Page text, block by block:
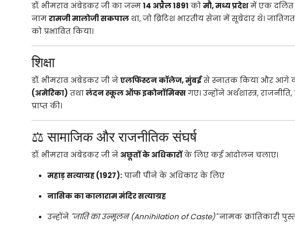
डॉ. भीमराव अंबेडकर जी का जन्म14 अप्रैल 1891 कोमौ, मध्य प्रदेशमें एक दलित
नामरामजी मालोजी सकपाल था, जो ब्रिटिश भारतीय सेना में सूबेदार थे।
को प्रभावित किया।
शिक्षा
डॉ. भीमराव अंबेडकर जी नेएलफिंस्टन कॉलेज, मुंबईसे स्नातक किया और आगे
(अमेरिका) तथालंदन स्कूल ऑफ इकोनॉमिक्सगए। उन्होंने अर्थशास्त्र,
प्राप्त की।
⚖️ सामाजिक और राजनीतिक संघर्ष
डॉ. भीमराव अंबेडकर जी ने अछूतों के अधिकारोंके लिए कई आंदोलन चलाए।
महाड़ सत्याग्रह (1927):पानी पीने के अधिकार के लिए
नासिक का कालाराम मंदिर सत्याग्रह
उन्होंने "जाति का उन्मूलन (Annihilation of Caste)"नामक क्रांतिकारी